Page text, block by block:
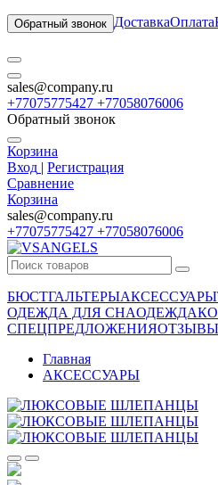
Обратный звонок ДоставкаОплата
sales@company.ru
+77075775427 +77058076006
Обратный звонок
Корзина
Вход | Регистрация
Сравнение
Корзина
sales@company.ru
+77075775427 +77058076006
БЮСТГАЛЬТЕРЫАКСЕССУАРЫ
ОДЕЖДА ДЛЯ СНАОДЕЖДА
СПЕЦПРЕДЛОЖЕНИЯОТЗЫВЫ
Главная
АКСЕССУАРЫ